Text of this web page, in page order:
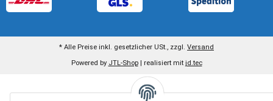
* Alle Preise inkl. gesetzlicher USt., zzgl. Versand
Powered by JTL-Shop | realisiert mit jd.tec